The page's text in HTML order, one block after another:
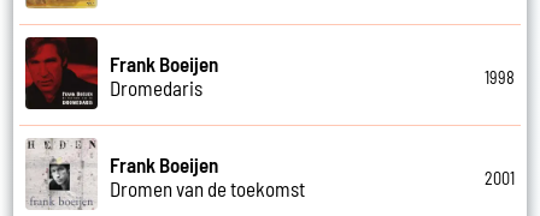
Frank Boeijen
Dromedaris
1998
Frank Boeijen
Dromen van de toekomst
2001